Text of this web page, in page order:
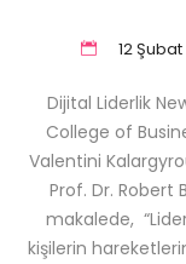
12
Dijital Liderlik
College of
Valentini
Prof. Dr. Robert
makalede,
kişilerin